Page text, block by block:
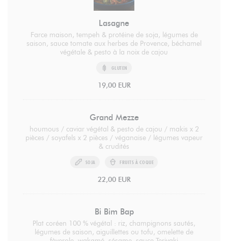
Lasagne
Farce maison, tempeh & protéine de soja, légumes de
saison, sauce tomate aux herbes de Provence, béchamel
végétale & pesto à la noix de cajou
GLUTEN
19,00 EUR
Grand Mezze
houmous / caviar végétal & pesto de cajou / makis x 2
pièces / soyafels x 2 pièces / véganaise / légumes vapeur
& crudités
SOJA FRUITS À COQUE
22,00 EUR
Bi Bim Bap
Plat coréen 100 % végétal : riz, champignons sautés,
légumes de saison, aiguillettes ou tofu, omelette de